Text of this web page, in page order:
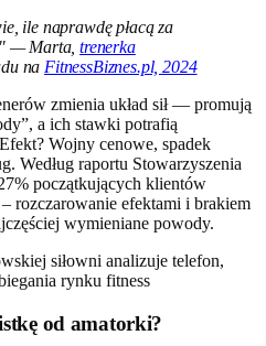
ile naprawdę płacą za
— Marta,trenerka
na FitnessBiznes.pl, 2024
zmienia układ sił — promują
a ich stawki potrafią
Wojny cenowe, spadek
Według raportu Stowarzyszenia
początkujących klientów
rozczarowanie efektami i brakiem
wymieniane powody.
od amatorki?